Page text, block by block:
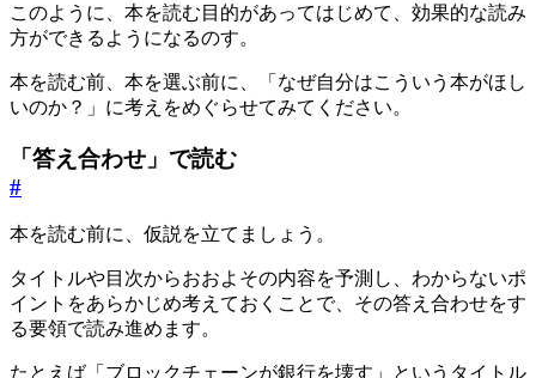
このように、本を読む目的があってはじめて、効果的な読み
方ができるようになるのす。
本を読む前、本を選ぶ前に、「なぜ自分はこういう本がほし
いのか？」に考えをめぐらせてみてください。
「答え合わせ」で読む
#
本を読む前に、仮説を立てましょう。
タイトルや目次からおおよその内容を予測し、わからないポ
イントをあらかじめ考えておくことで、その答え合わせをす
る要領で読み進めます。
たとえば「ブロックチェーンが銀行を壊す」というタイトル